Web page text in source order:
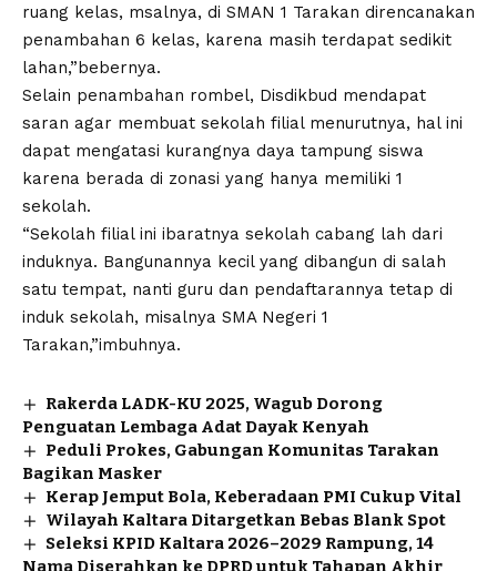
ruang kelas, msalnya, di SMAN 1 Tarakan direncanakan
penambahan 6 kelas, karena masih terdapat sedikit
lahan,”bebernya.
Selain penambahan rombel, Disdikbud mendapat
saran agar membuat sekolah filial menurutnya, hal ini
dapat mengatasi kurangnya daya tampung siswa
karena berada di zonasi yang hanya memiliki 1
sekolah.
“Sekolah filial ini ibaratnya sekolah cabang lah dari
induknya. Bangunannya kecil yang dibangun di salah
satu tempat, nanti guru dan pendaftarannya tetap di
induk sekolah, misalnya SMA Negeri 1
Tarakan,”imbuhnya.
Rakerda LADK-KU 2025, Wagub Dorong
Penguatan Lembaga Adat Dayak Kenyah
Peduli Prokes, Gabungan Komunitas Tarakan
Bagikan Masker
Kerap Jemput Bola, Keberadaan PMI Cukup Vital
Wilayah Kaltara Ditargetkan Bebas Blank Spot
Seleksi KPID Kaltara 2026–2029 Rampung, 14
Nama Diserahkan ke DPRD untuk Tahapan Akhir